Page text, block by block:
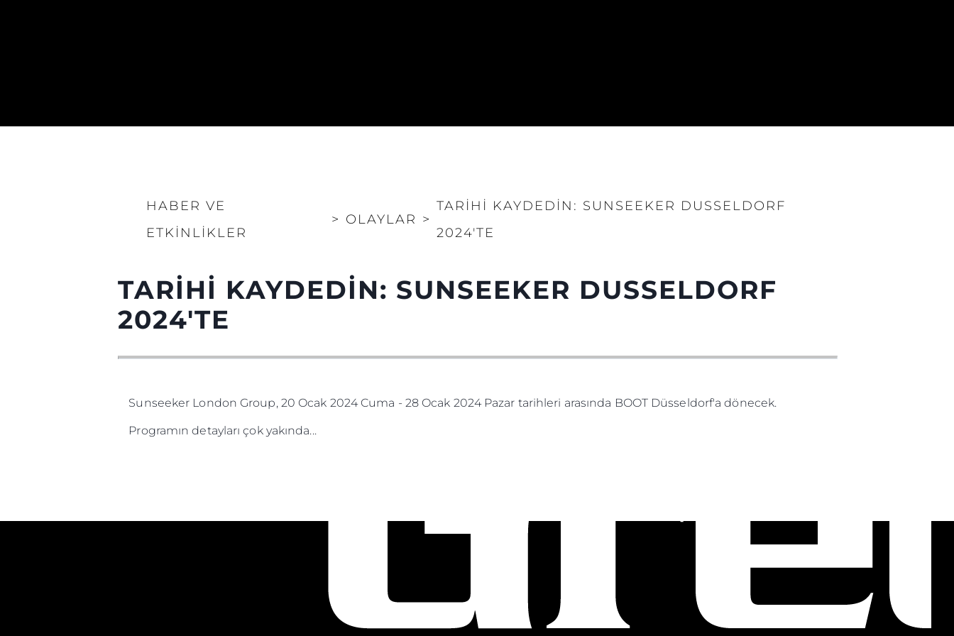
HABER VE
ETKINLIKLER
> OLAYLAR >
TARİHİ KAYDEDİN: SUNSEEKER DUSSELDORF
2024'TE
TARİHİ KAYDEDİN: SUNSEEKER DUSSELDORF
2024'TE
Sunseeker London Group, 20 Ocak 2024 Cuma - 28 Ocak 2024 Pazar tarihleri arasında BOOT Düsseldorf'a dönecek.
Programın detayları çok yakında...